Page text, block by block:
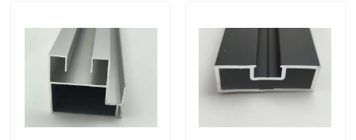
профили деревянного финиша алюминиевые
Алюминиевые профили